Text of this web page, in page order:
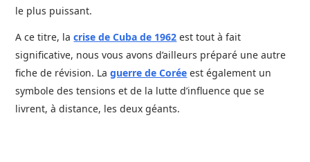
le plus puissant.
A ce titre, lacrise de Cuba de 1962 est tout à fait
significative, nous vous avons d’ailleurs préparé une autre
fiche de révision. Laguerre de Corée est également un
symbole des tensions et de la lutte d’influence que se
livrent, à distance, les deux géants.